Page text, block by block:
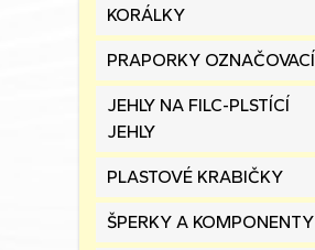
KORÁLKY
PRAPORKY OZNAČOVACÍ
JEHLY NA FILC-PLSTÍCÍ
JEHLY
PLASTOVÉ KRABIČKY
ŠPERKY A KOMPONENTY